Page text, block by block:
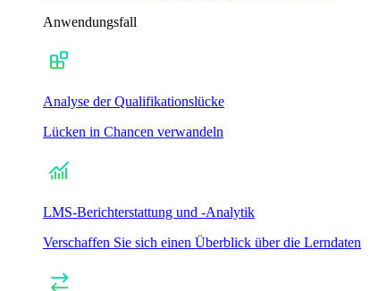
Anwendungsfall
Analyse der Qualifikationslücke
Lücken in Chancen verwandeln
LMS-Berichterstattung und -Analytik
Verschaffen Sie sich einen Überblick über die Lerndaten